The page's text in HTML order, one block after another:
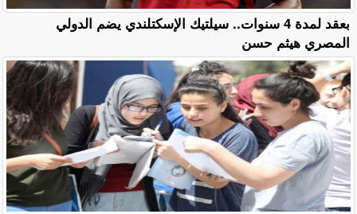
بعقد لمدة 4 سنوات.. سيلتيك الإسكتلندي يضم الدولي
المصري هيثم حسن